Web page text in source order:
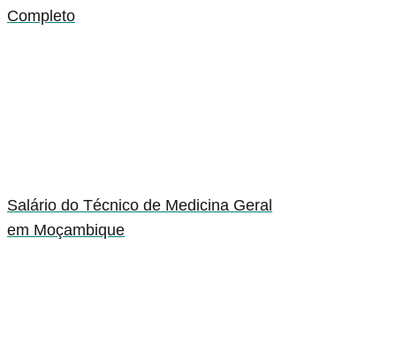
Completo
Salário do Técnico de Medicina Geral
em Moçambique